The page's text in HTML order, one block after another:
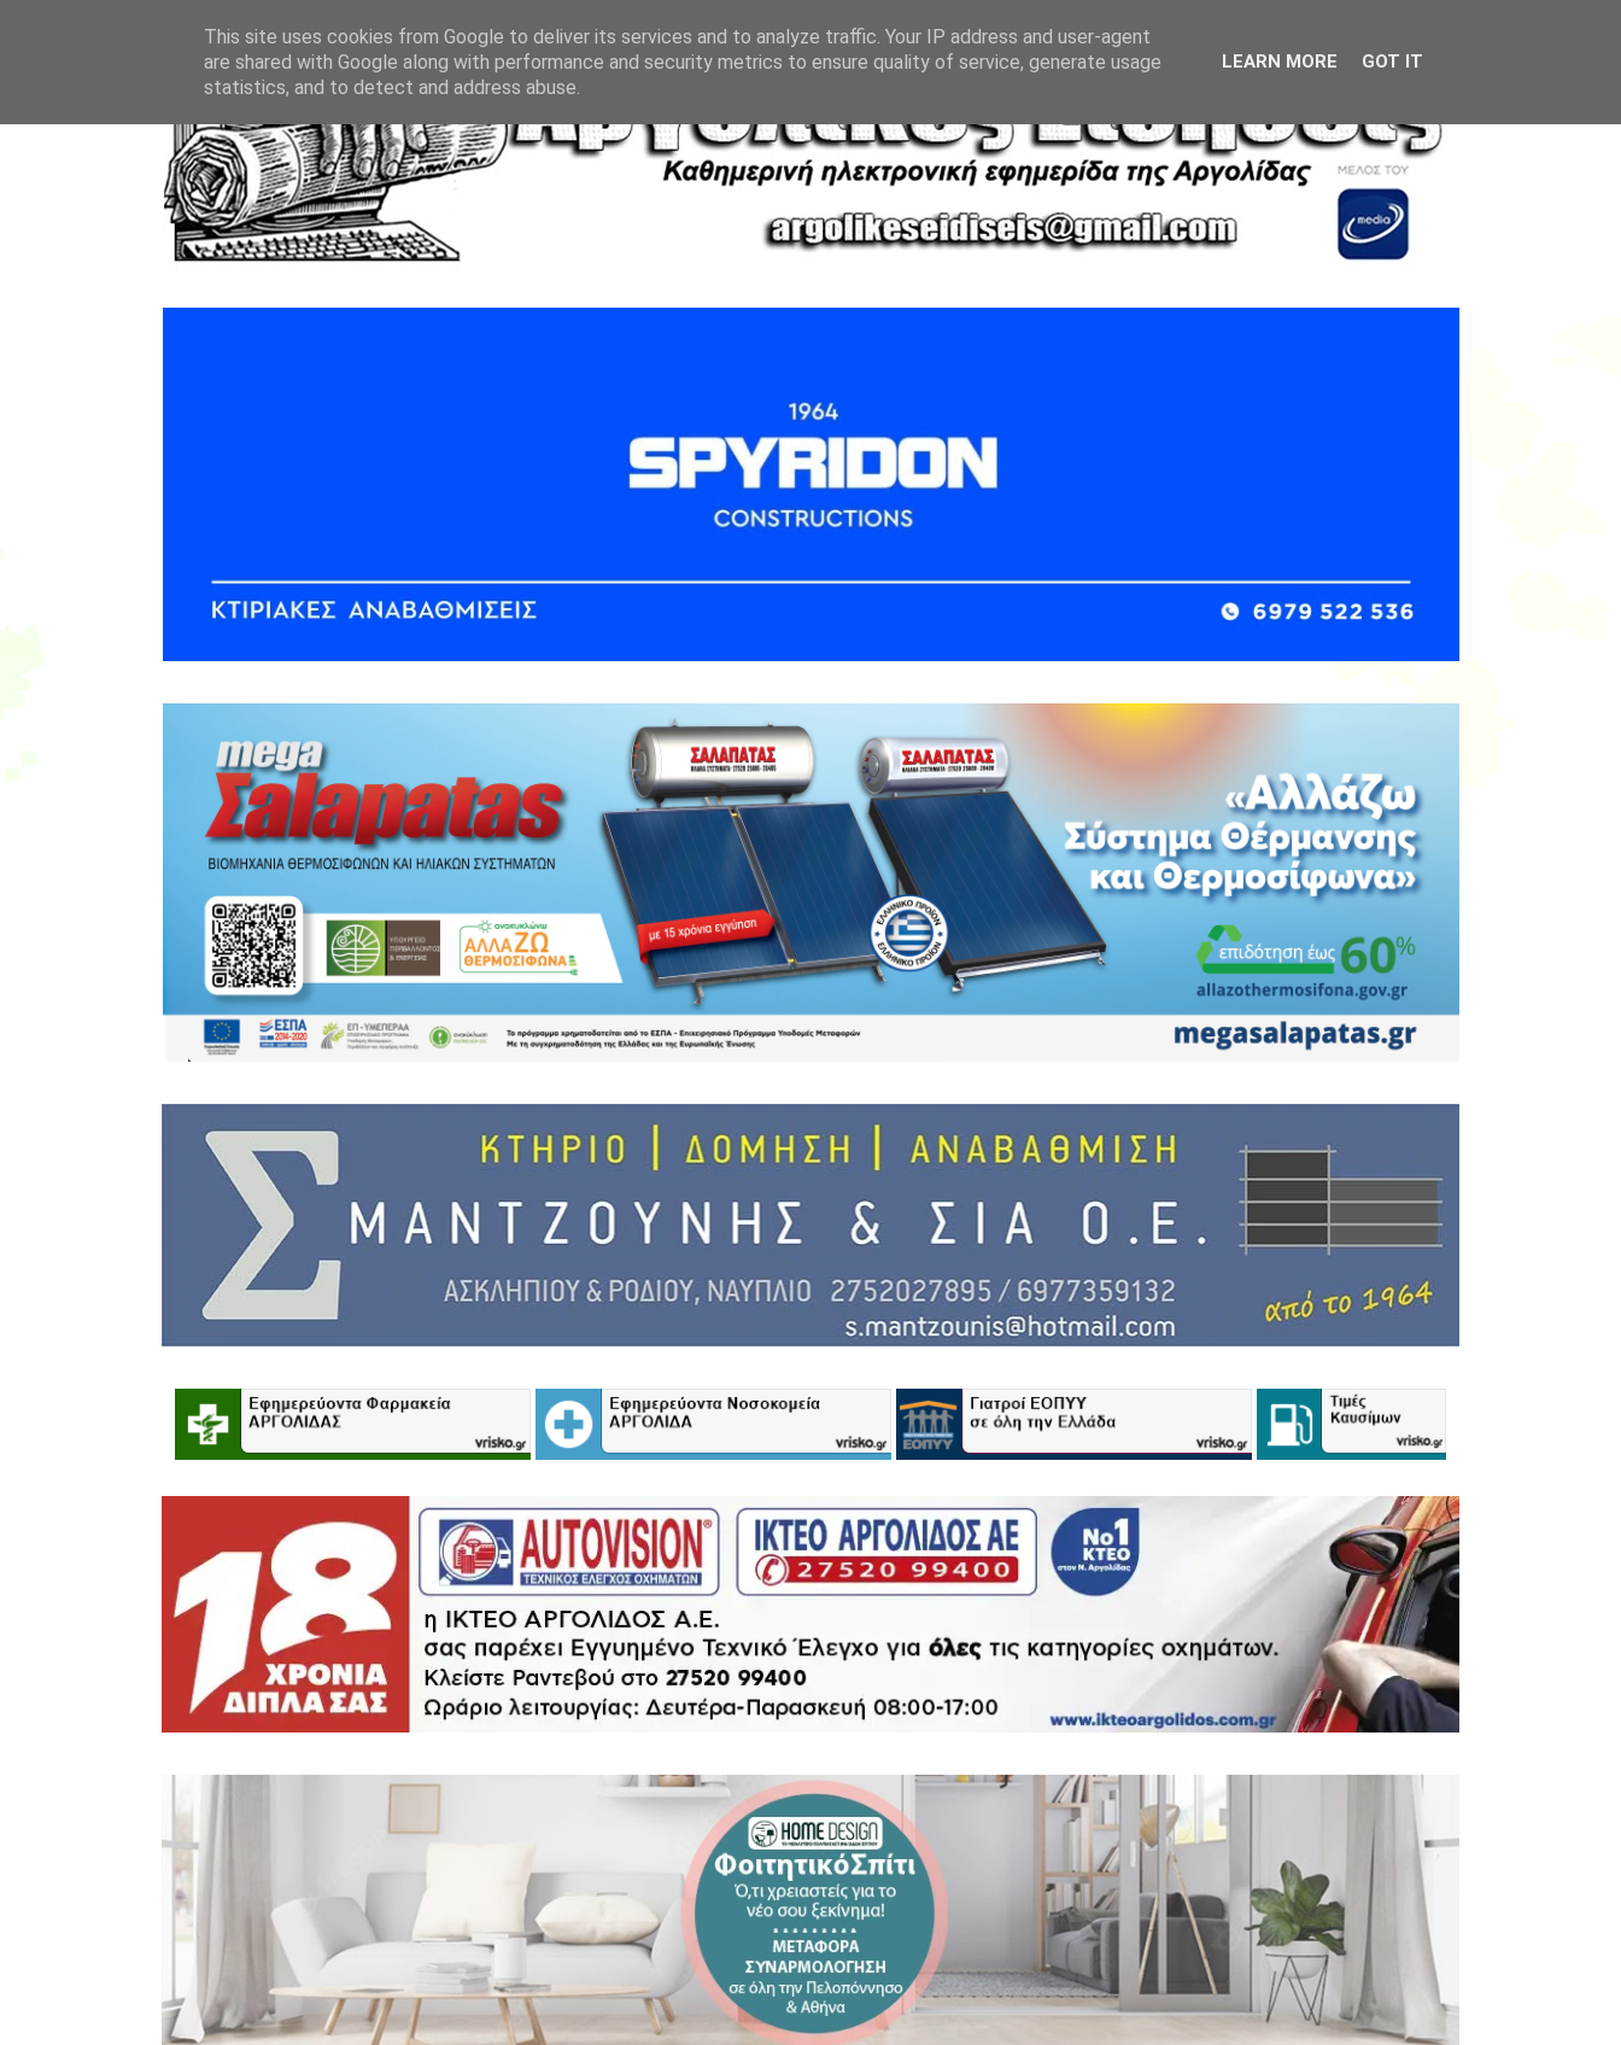
This site uses cookies from Google to deliver its services and to analyze traffic. Your IP address and user-agent
are shared with Google along with performance and security metrics to ensure quality of service, generate usage
statistics, and to detect and address abuse.
LEARN MORE GOT IT